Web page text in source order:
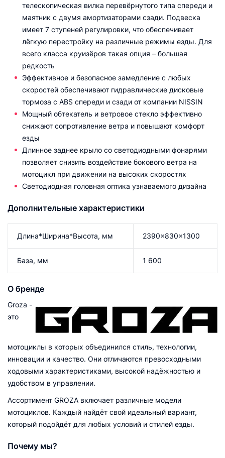
телескопическая вилка перевёрнутого типа спереди и
маятник с двумя амортизаторами сзади. Подвеска
имеет 7 ступеней регулировки, что обеспечивает
лёгкую перестройку на различные режимы езды. Для
всего класса круизёров такая опция – большая
редкость
Эффективное и безопасное замедление с любых
скоростей обеспечивают гидравлические дисковые
тормоза с ABS спереди и сзади от компании NISSIN
Мощный обтекатель и ветровое стекло эффективно
снижают сопротивление ветра и повышают комфорт
езды
Длинное заднее крыло со светодиодными фонарями
позволяет снизить воздействие бокового ветра на
мотоцикл при движении на высоких скоростях
Cветодиодная головная оптика узнаваемого дизайна
Дополнительные характеристики
Длина*Ширина*Высота, мм 2390x830x1300
База, мм 1 600
О бренде
Groza -
это
мотоциклы в которых объединился стиль, технологии,
инновации и качество. Они отличаются превосходными
ходовыми характеристиками, высокой надёжностью и
удобством в управлении.
Ассортимент GROZA включает различные модели
мотоциклов. Каждый найдёт свой идеальный вариант,
который подойдёт для любых условий и стилей езды.
Почему мы?